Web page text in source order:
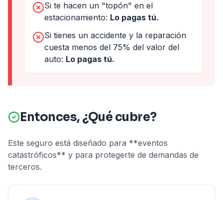
Si te hacen un "topón" en el
estacionamiento: Lo pagas tú.
Si tienes un accidente y la reparación
cuesta menos del 75% del valor del
auto: Lo pagas tú.
Entonces, ¿Qué cubre?
Este seguro está diseñado para **eventos
catastróficos** y para protegerte de demandas de
terceros.